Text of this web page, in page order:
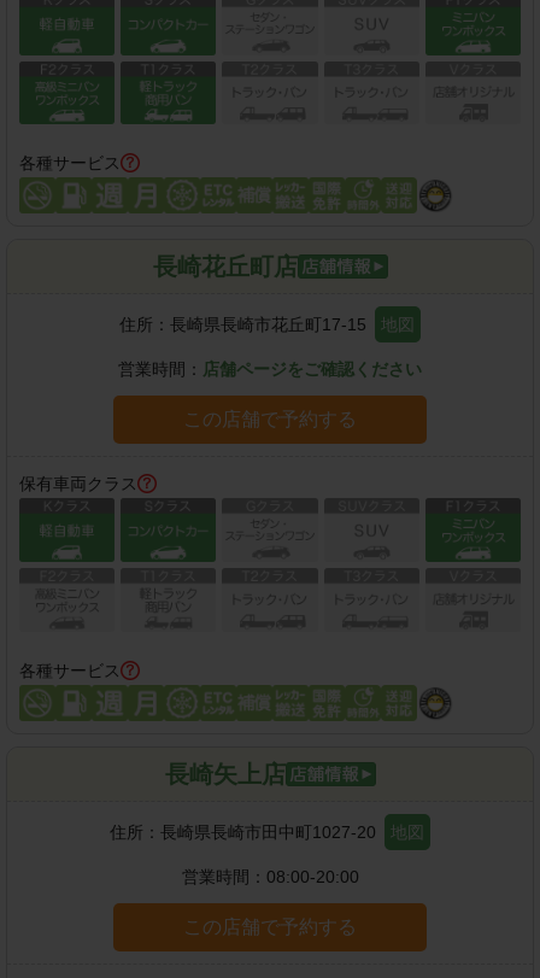
各種サービス
長崎花丘町店
住所： 長崎県長崎市花丘町17-15 地図
営業時間： 店舗ページをご確認ください
この店舗で予約する
保有車両クラス
各種サービス
長崎矢上店
住所： 長崎県長崎市田中町1027-20 地図
営業時間： 08:00-20:00
この店舗で予約する